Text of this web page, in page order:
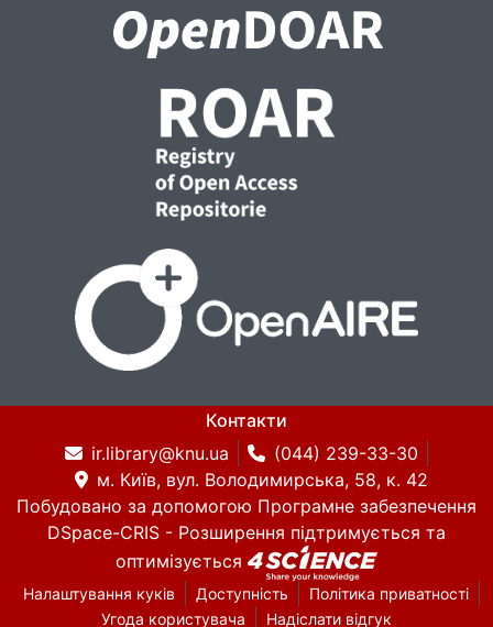
Контакти
ir.library@knu.ua
(044) 239-33-30
м. Київ, вул. Володимирська, 58, к. 42
Побудовано за допомогою Програмне забезпечення
DSpace-CRIS - Розширення підтримується та
оптимізується
Налаштування куків Доступність
Політика приватності
Угода користувача
Надіслати відгук